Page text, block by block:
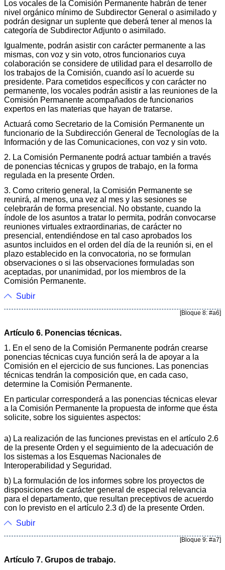
Los vocales de la Comisión Permanente habrán de tener
nivel orgánico mínimo de Subdirector General o asimilado y
podrán designar un suplente que deberá tener al menos la
categoría de Subdirector Adjunto o asimilado.
Igualmente, podrán asistir con carácter permanente a las
mismas, con voz y sin voto, otros funcionarios cuya
colaboración se considere de utilidad para el desarrollo de
los trabajos de la Comisión, cuando así lo acuerde su
presidente. Para cometidos específicos y con carácter no
permanente, los vocales podrán asistir a las reuniones de la
Comisión Permanente acompañados de funcionarios
expertos en las materias que hayan de tratarse.
Actuará como Secretario de la Comisión Permanente un
funcionario de la Subdirección General de Tecnologías de la
Información y de las Comunicaciones, con voz y sin voto.
2. La Comisión Permanente podrá actuar también a través
de ponencias técnicas y grupos de trabajo, en la forma
regulada en la presente Orden.
3. Como criterio general, la Comisión Permanente se
reunirá, al menos, una vez al mes y las sesiones se
celebrarán de forma presencial. No obstante, cuando la
índole de los asuntos a tratar lo permita, podrán convocarse
reuniones virtuales extraordinarias, de carácter no
presencial, entendiéndose en tal caso aprobados los
asuntos incluidos en el orden del día de la reunión si, en el
plazo establecido en la convocatoria, no se formulan
observaciones o si las observaciones formuladas son
aceptadas, por unanimidad, por los miembros de la
Comisión Permanente.
Subir
[Bloque 8: #a6]
Artículo 6. Ponencias técnicas.
1. En el seno de la Comisión Permanente podrán crearse
ponencias técnicas cuya función será la de apoyar a la
Comisión en el ejercicio de sus funciones. Las ponencias
técnicas tendrán la composición que, en cada caso,
determine la Comisión Permanente.
En particular corresponderá a las ponencias técnicas elevar
a la Comisión Permanente la propuesta de informe que ésta
solicite, sobre los siguientes aspectos:
a) La realización de las funciones previstas en el artículo 2.6
de la presente Orden y el seguimiento de la adecuación de
los sistemas a los Esquemas Nacionales de
Interoperabilidad y Seguridad.
b) La formulación de los informes sobre los proyectos de
disposiciones de carácter general de especial relevancia
para el departamento, que resultan preceptivos de acuerdo
con lo previsto en el artículo 2.3 d) de la presente Orden.
Subir
[Bloque 9: #a7]
Artículo 7. Grupos de trabajo.